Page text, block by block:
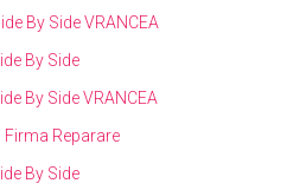
By Side VRANCEA
By Side
By Side VRANCEA
Firma Reparare
By Side